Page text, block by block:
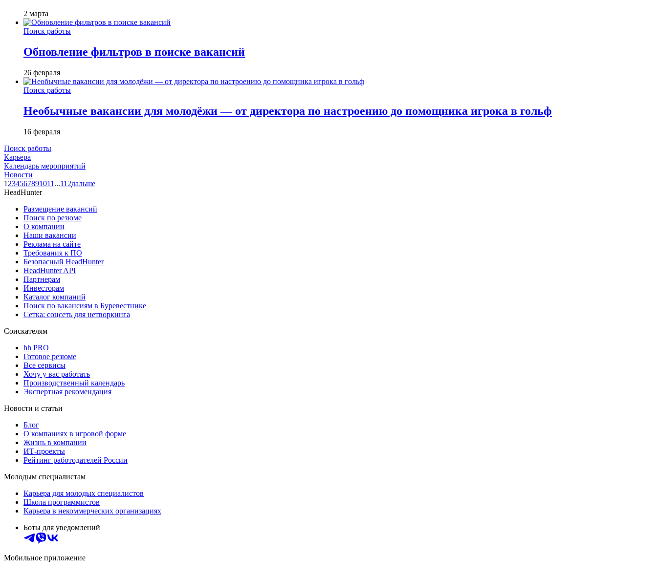
2 марта
Поиск работы
Обновление фильтров в поиске вакансий
26 февраля
Поиск работы
Необычные вакансии для молодёжи — от директора по настроению до помощника игрока в гольф
16 февраля
Поиск работы
Карьера
Календарь мероприятий
Новости
1 234567891011 ...112дальше
HeadHunter
Размещение вакансий
Поиск по резюме
О компании
Наши вакансии
Реклама на сайте
Требования к ПО
Безопасный HeadHunter
HeadHunter API
Партнерам
Инвесторам
Каталог компаний
Поиск по вакансиям в Буревестнике
Сетка: соцсеть для нетворкинга
Соискателям
hh PRO
Готовое резюме
Все сервисы
Хочу у вас работать
Производственный календарь
Экспертная рекомендация
Новости и статьи
Блог
О компаниях в игровой форме
Жизнь в компании
ИТ-проекты
Рейтинг работодателей России
Молодым специалистам
Карьера для молодых специалистов
Школа программистов
Карьера в некоммерческих организациях
Боты для уведомлений
Мобильное приложение